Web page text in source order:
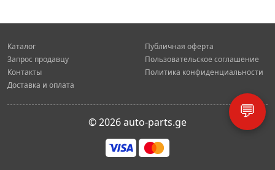
Каталог
Запрос продавцу
Контакты
Доставка и оплата
Публичная оферта
Пользовательское соглашение
Политика конфиденциальности
© 2026 auto-parts.ge
💬